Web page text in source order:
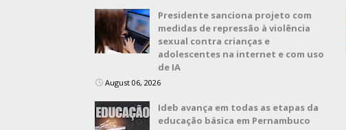
Presidente sanciona projeto com
medidas de repressão à violência
sexual contra crianças e
adolescentes na internet e com uso
de IA
August 06, 2026
Ideb avança em todas as etapas da
educação básica em Pernambuco